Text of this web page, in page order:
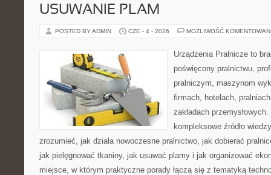
USUWANIE PLAM
POSTED BY ADMIN CZE - 4 - 2026 MOŻLIWOŚĆ
Urządzenia Pralnicze to
poświęcony pralnictwu,
pralniczym, maszynom
firmach, hotelach,
zakładach
kompleksowe źródło
zrozumieć, jak działa nowoczesne pralnictwo, jak dobierać
jak pielęgnować tkaniny, jak usuwać plamy i jak organizować
miejsce, w którym praktyczne porady łączą się z tematyką